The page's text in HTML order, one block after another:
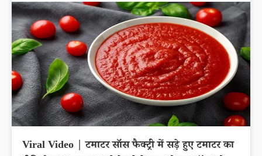
Viral Video | टमाटर सॉस फैक्ट्री में सड़े हुए टमाटर का